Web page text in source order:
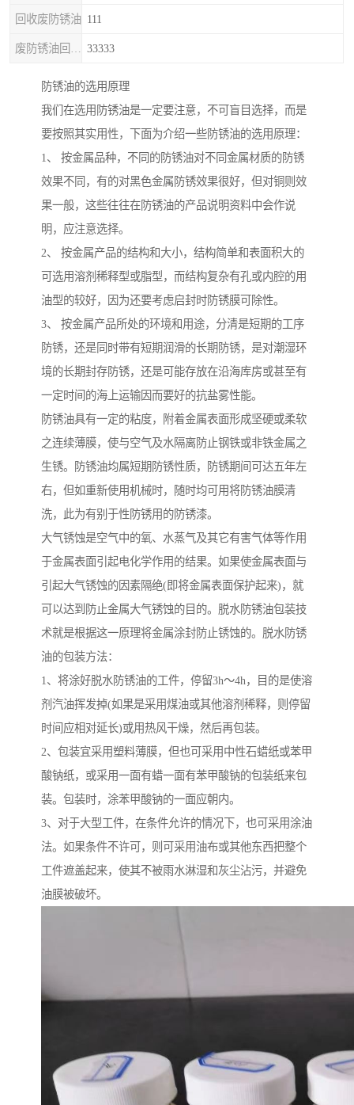
回收废防锈油 111
33333
防锈油的选用原理
我们在选用防锈油是一定要注意，不可盲目选择，而是
要按照其实用性，下面为介绍一些防锈油的选用原理：
1、 按金属品种，不同的防锈油对不同金属材质的防锈
效果不同，有的对黑色金属防锈效果很好，但对铜则效
果一般，这些往往在防锈油的产品说明资料中会作说
明，应注意选择。
2、 按金属产品的结构和大小，结构简单和表面积大的
可选用溶剂稀释型或脂型，而结构复杂有孔或内腔的用
油型的较好，因为还要考虑启封时防锈膜可除性。
3、 按金属产品所处的环境和用途，分清是短期的工序
防锈，还是同时带有短期润滑的长期防锈，是对潮湿环
境的长期封存防锈，还是可能存放在沿海库房或甚至有
一定时间的海上运输因而要好的抗盐雾性能。
防锈油具有一定的粘度，附着金属表面形成坚硬或柔软
之连续薄膜，使与空气及水隔离防止钢铁或非铁金属之
生锈。防锈油均属短期防锈性质，防锈期间可达五年左
右，但如重新使用机械时，随时均可用将防锈油膜清
洗，此为有别于性防锈用的防锈漆。
大气锈蚀是空气中的氧、水蒸气及其它有害气体等作用
于金属表面引起电化学作用的结果。如果使金属表面与
引起大气锈蚀的因素隔绝(即将金属表面保护起来)，就
可以达到防止金属大气锈蚀的目的。脱水防锈油包装技
术就是根据这一原理将金属涂封防止锈蚀的。脱水防锈
油的包装方法：
1、将涂好脱水防锈油的工件，停留3h～4h，目的是使溶
剂汽油挥发掉(如果是采用煤油或其他溶剂稀释，则停留
时间应相对延长)或用热风干燥，然后再包装。
2、包装宜采用塑料薄膜，但也可采用中性石蜡纸或苯甲
酸钠纸，或采用一面有蜡一面有苯甲酸钠的包装纸来包
装。包装时，涂苯甲酸钠的一面应朝内。
3、对于大型工件，在条件允许的情况下，也可采用涂油
法。如果条件不许可，则可采用油布或其他东西把整个
工件遮盖起来，使其不被雨水淋湿和灰尘沾污，并避免
油膜被破坏。